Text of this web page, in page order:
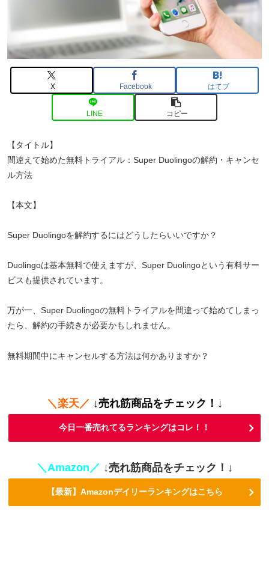
X Facebook はてブ
LINE コピー
【タイトル】
間違えて始めた無料トライアル：Super Duolingoの解約・キャンセ
ル方法
【本文】
Super Duolingoを解約するにはどうしたらいいですか？
Duolingoは基本無料で使えますが、Super Duolingoという有料サー
ビスも提供されています。
万が一、Super Duolingoの無料トライアルを間違って始めてしまっ
たら、解約の手続きが必要かもしれません。
無料期間中にキャンセルする方法は何かありますか？
＼楽天／ ↓売れ筋商品をチェック！↓
今日一番売れてるランキングはコレ！！
＼Amazon／ ↓売れ筋商品をチェック！↓
【最新】Amazonデイリーランキングはこちら